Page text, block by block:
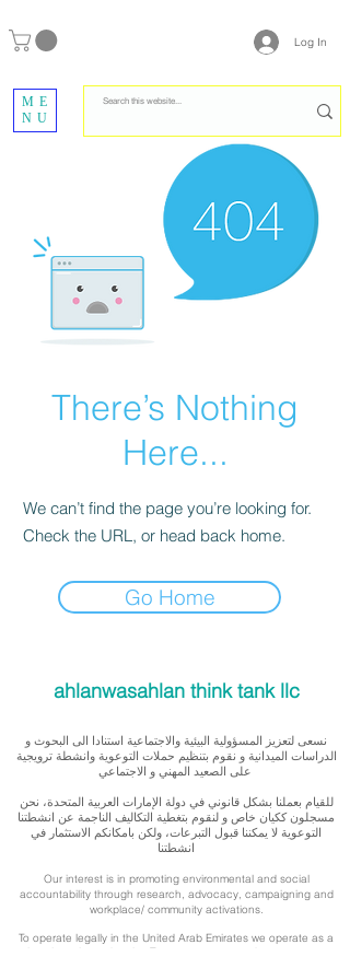
Log In
ME
NU
There’s Nothing
Here...
We can’t find the page you’re looking for.
Check the URL, or head back home.
Go Home
ahlanwasahlan think tank llc
نسعى لتعزيز المسؤولية البيئية والاجتماعية استنادا الى البحوث و
الدراسات الميدانية و نقوم بتنظيم حملات التوعوية وانشطة ترويجية
للقيام بعملنا بشكل قانوني في دولة الإمارات العربية المتحدة، نحن
مسجلون ككيان خاص و لنقوم بتغطية التكاليف الناجمة عن انشطتنا
التوعوية لا يمكننا قبول التبرعات، ولكن بامكانكم الاستثمار في
انشطتنا
Our interest is in promoting environmental and social
accountability through research, advocacy, campaigning and
workplace/ community activations.
To operate legally in the United Arab Emirates we operate as a
privately registered entity. To cover our outreach expenses, we